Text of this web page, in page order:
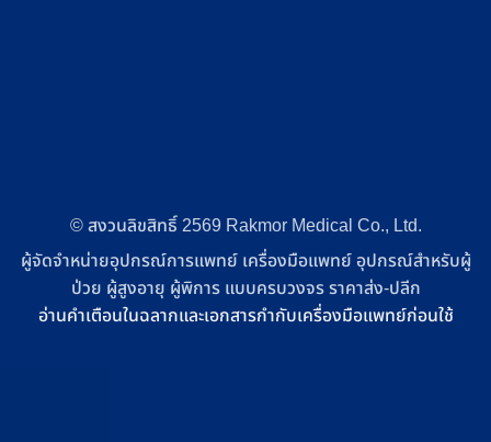
© สงวนลิขสิทธิ์ 2569 Rakmor Medical Co., Ltd.
ผู้จัดจำหน่ายอุปกรณ์การแพทย์ เครื่องมือแพทย์ อุปกรณ์สำหรับผู้
ป่วย ผู้สูงอายุ ผู้พิการ แบบครบวงจร ราคาส่ง-ปลีก
อ่านคำเตือนในฉลากและเอกสารกำกับเครื่องมือแพทย์ก่อนใช้